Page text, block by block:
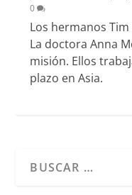
0
Los hermanos Tim
La doctora Anna
misión. Ellos
plazo en Asia.